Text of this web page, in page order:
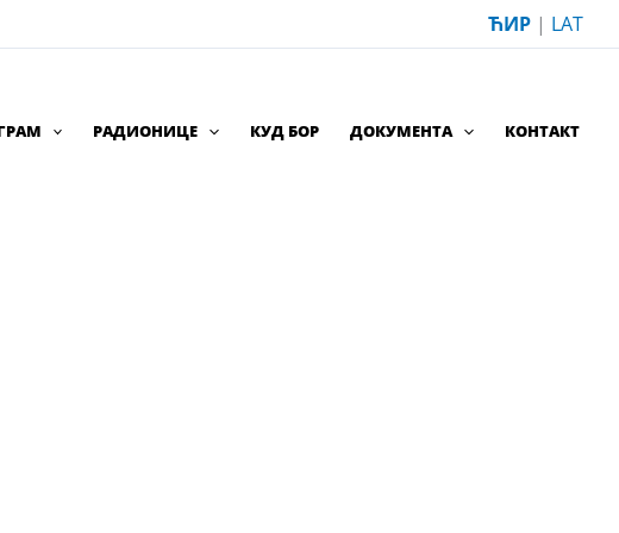
ЋИР | LAT
РАДИОНИЦЕ КУД БОР ДОКУМЕНТА КОНТАКТ